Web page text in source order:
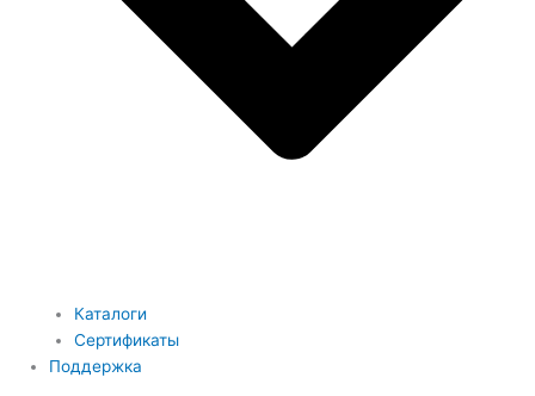
Каталоги
Сертификаты
Поддержка